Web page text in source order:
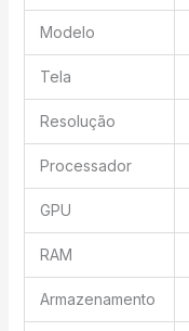
Modelo
Tela
Resolução
Processador
GPU
RAM
Armazenamento